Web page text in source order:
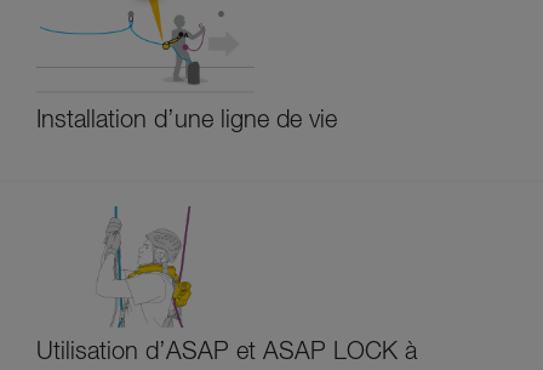
Installation d’une ligne de vie
Utilisation d’ASAP et ASAP LOCK à